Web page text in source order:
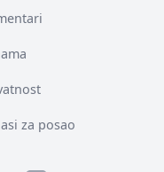
za posao